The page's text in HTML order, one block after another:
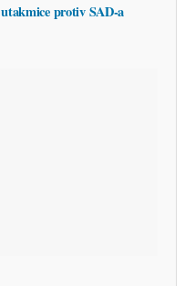
protiv SAD-a